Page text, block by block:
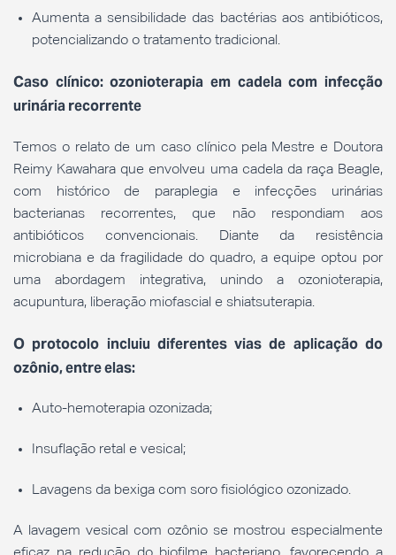
Aumenta a sensibilidade das bactérias aos antibióticos,
potencializando o tratamento tradicional.
Caso clínico: ozonioterapia em cadela com infecção
urinária recorrente
Temos o relato de um caso clínico pela Mestre e Doutora
Reimy Kawahara que envolveu uma cadela da raça Beagle,
com histórico de paraplegia e infecções urinárias
bacterianas recorrentes, que não respondiam aos
antibióticos convencionais. Diante da resistência
microbiana e da fragilidade do quadro, a equipe optou por
uma abordagem integrativa, unindo a ozonioterapia,
acupuntura, liberação miofascial e shiatsuterapia.
O protocolo incluiu diferentes vias de aplicação do
ozônio, entre elas:
Auto-hemoterapia ozonizada;
Insuflação retal e vesical;
Lavagens da bexiga com soro fisiológico ozonizado.
A lavagem vesical com ozônio se mostrou especialmente